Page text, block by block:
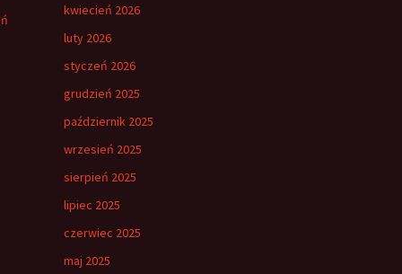
kwiecień 2026
luty 2026
styczeń 2026
grudzień 2025
październik 2025
wrzesień 2025
sierpień 2025
lipiec 2025
czerwiec 2025
maj 2025